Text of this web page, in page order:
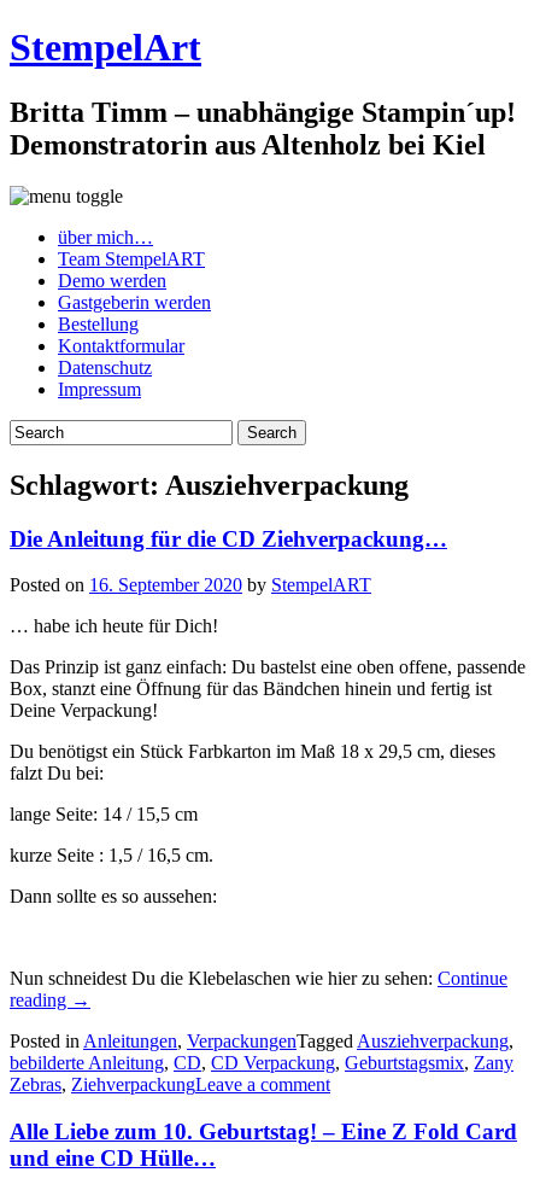
StempelArt
Britta Timm – unabhängige Stampin´up!
Demonstratorin aus Altenholz bei Kiel
über mich…
Team StempelART
Demo werden
Gastgeberin werden
Bestellung
Kontaktformular
Datenschutz
Impressum
Schlagwort: Ausziehverpackung
Die Anleitung für die CD Ziehverpackung…
Posted on 16. September 2020 by StempelART
… habe ich heute für Dich!
Das Prinzip ist ganz einfach: Du bastelst eine oben offene, passende
Box, stanzt eine Öffnung für das Bändchen hinein und fertig ist
Deine Verpackung!
Du benötigst ein Stück Farbkarton im Maß 18 x 29,5 cm, dieses
falzt Du bei:
lange Seite: 14 / 15,5 cm
kurze Seite : 1,5 / 16,5 cm.
Dann sollte es so aussehen:
Nun schneidest Du die Klebelaschen wie hier zu sehen: Continue
reading „Die
für
die
CD
→
Posted in Anleitungen, VerpackungenTagged Ausziehverpackung,
bebilderte Anleitung, CD, CD Verpackung, Geburtstagsmix, Zany
Zebras, ZiehverpackungLeave a comment
Alle Liebe zum 10. Geburtstag! – Eine Z Fold Card
und eine CD Hülle…